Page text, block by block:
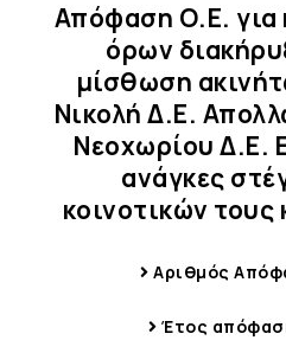
Απόφαση Ο.Ε. για
όρων
μίσθωση
Νικολή Δ.Ε.
Νεοχωρίου Δ.Ε.
ανάγκες
κοινοτικών
Αριθμός
Έτος